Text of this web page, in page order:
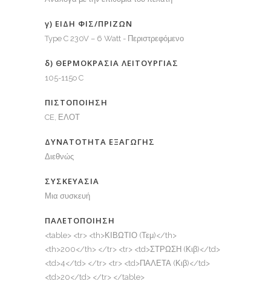
γ) ΕΙΔΗ ΦΙΣ/ΠΡΙΖΩΝ
Type C 230V – 6 Watt - Περιστρεφόμενο
δ) ΘΕΡΜΟΚΡΑΣΙΑ ΛΕΙΤΟΥΡΓΙΑΣ
105-115o C
ΠΙΣΤΟΠΟΙΗΣΗ
CE, ΕΛΟΤ
ΔΥΝΑΤΟΤΗΤΑ ΕΞΑΓΩΓΗΣ
Διεθνώς
ΣΥΣΚΕΥΑΣΙΑ
Μια συσκευή
ΠΑΛΕΤΟΠΟΙΗΣΗ
<table> <tr> <th>ΚΙΒΩΤΙΟ (Τεμ)</th>
<th>200</th> </tr> <tr> <td>ΣΤΡΩΣΗ (Κιβ)</td>
<td>4</td> </tr> <tr> <td>ΠΑΛΕΤΑ (Κιβ)</td>
<td>20</td> </tr> </table>